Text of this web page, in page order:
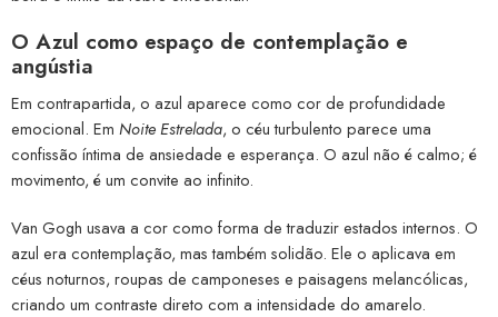
O Azul como espaço de contemplação e
angústia
Em contrapartida, o azul aparece como cor de profundidade
emocional. Em Noite Estrelada, o céu turbulento parece uma
confissão íntima de ansiedade e esperança. O azul não é calmo; é
movimento, é um convite ao infinito.
Van Gogh usava a cor como forma de traduzir estados internos. O
azul era contemplação, mas também solidão. Ele o aplicava em
céus noturnos, roupas de camponeses e paisagens melancólicas,
criando um contraste direto com a intensidade do amarelo.